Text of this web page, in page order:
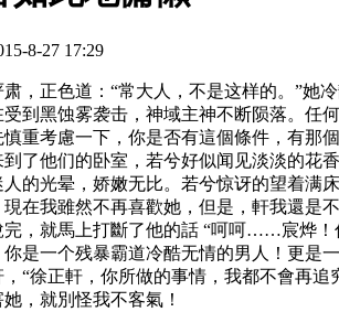
8-27 17:29
，正色道：“常大人，不是这样的。”她
到黑蚀雾袭击，神域主神不断陨落。任
慎重考慮一下，你是否有這個條件，有
了他们的卧室，若兮好似闻见淡淡的花
的光晕，娇嫩无比。若兮惊讶的望着满
在我雖然不再喜歡她，但是，軒我還是
，就馬上打斷了他的話 “呵呵……宸烨
是一个残暴霸道冷酷无情的男人！更是一
，“徐正軒，你所做的事情，我都不會再
，就別怪我不客氣！